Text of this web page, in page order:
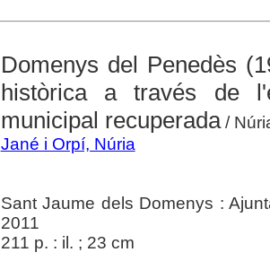
Domenys del Penedès
històrica a través de
municipal recuperada/
Jané i Orpí, Núria
Sant Jaume dels Domenys :
2011
211 p. : il. ; 23 cm